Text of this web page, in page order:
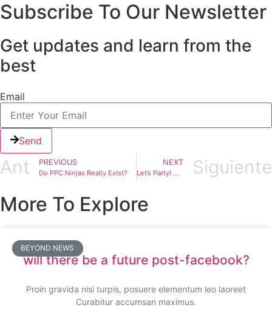
Subscribe To Our Newsletter
Get updates and learn from the
best
Email
Send
Ant PREVIOUS
Do PPC Ninjas Really Exist?
NEXT
Let’s Party! Our End-Of-The-Year Celebration Siguiente
More To Explore
BEYOND NEWS
will there be a future post-facebook?
Proin gravida nisi turpis, posuere elementum leo laoreet
Curabitur accumsan maximus.